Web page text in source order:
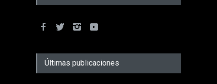
Últimas publicaciones